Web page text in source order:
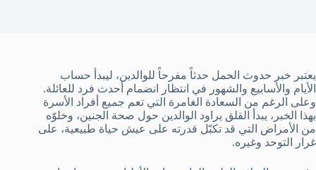
يعتبر خبر حدوث الحمل حدثاً مفرحاً للوالدين، ليبدأ حساب
الأيام والأسابيع والشهور في انتظار انضمام أحدث فرد للعائلة.
وعلى الرغم من السعادة الغامرة التي تعم جميع أفراد الأسرة
بهذا الخبر، يبدأ القلق يراود الوالدين حول صحة الجنين، وخلوّه
من الأمراض التي قد تكبّل قدرته على عيش حياة طبيعية، على
غرار التوحد وغيره.